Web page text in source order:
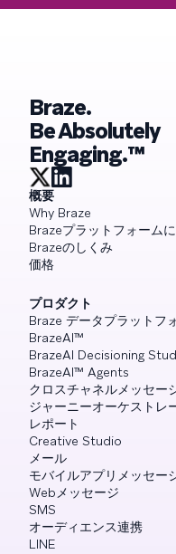
Braze.
Be Absolutely
Engaging.™
概要
Why Braze
Brazeプラットフォーム
Brazeのしくみ
価格
プロダクト
Braze データプラットフ
BrazeAI™
BrazeAI Decisioning
BrazeAI™ Agents
クロスチャネルメッセー
ジャーニーオーケストレ
レポート
Creative Studio
メール
モバイルアプリメッセー
Webメッセージ
SMS
オーディエンス連携
LINE